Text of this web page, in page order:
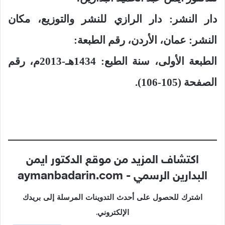
دار النشر: دار الرازي للنشر والتوزيع، مكان
النشر: عمان، الأردن، رقم الطبعة:
الطبعة الأولى، سنة الطبع: 1434هـ-2013م، رقم
الصفحة (105-106).
اكتشاف المزيد من موقع الدكتور ايمن
البدارين الرسمي - aymanbadarin.com
اشترك للحصول على أحدث التدوينات المرسلة إلى بريدك
الإلكتروني.